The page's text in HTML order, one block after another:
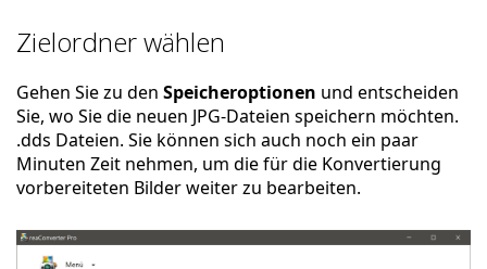
Zielordner wählen
Gehen Sie zu den Speicheroptionen und entscheiden
Sie, wo Sie die neuen JPG-Dateien speichern möchten.
.dds Dateien. Sie können sich auch noch ein paar
Minuten Zeit nehmen, um die für die Konvertierung
vorbereiteten Bilder weiter zu bearbeiten.